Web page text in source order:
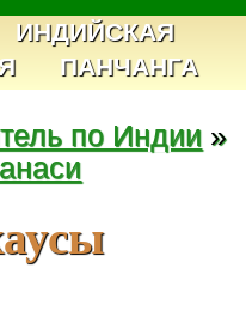
ИНДИЙСКАЯ
ПАНЧАНГА
по Индии »